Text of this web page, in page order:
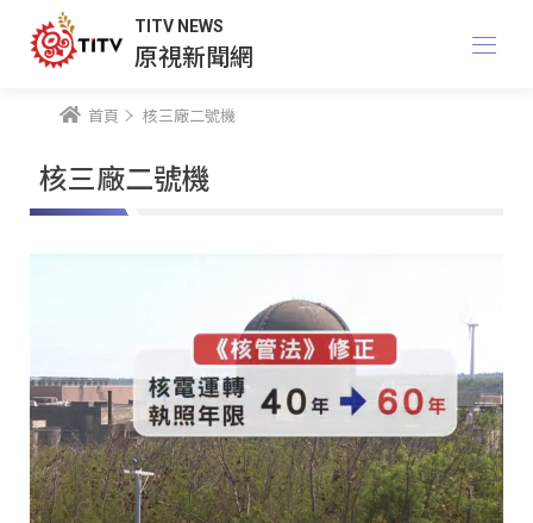
TITV NEWS
原視新聞網
首頁 核三廠二號機
核三廠二號機